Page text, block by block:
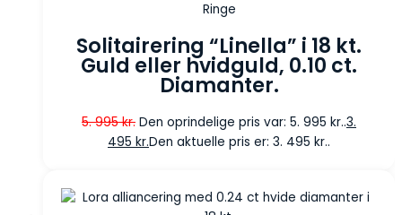
Ringe
Solitairering “Linella” i 18 kt.
Guld eller hvidguld, 0.10 ct.
Diamanter.
5. 995kr. Den oprindelige pris var: 5. 995 kr..3.
495 kr.Den aktuelle pris er: 3. 495 kr..